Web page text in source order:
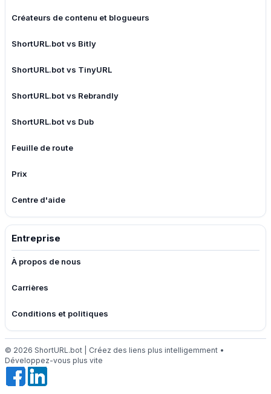
Créateurs de contenu et blogueurs
ShortURL.bot vs Bitly
ShortURL.bot vs TinyURL
ShortURL.bot vs Rebrandly
ShortURL.bot vs Dub
Feuille de route
Prix
Centre d'aide
Entreprise
À propos de nous
Carrières
Conditions et politiques
© 2026 ShortURL.bot | Créez des liens plus intelligemment •
Développez-vous plus vite